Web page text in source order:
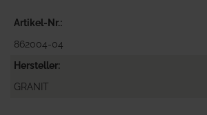
Artikel-Nr.
862004-04
Hersteller
GRANIT